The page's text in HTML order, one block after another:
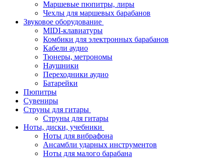
Маршевые пюпитры, лиры
Чехлы для маршевых барабанов
Звуковое оборудование
MIDI-клавиатуры
Комбики для электронных барабанов
Кабели аудио
Тюнеры, метрономы
Наушники
Переходники аудио
Батарейки
Пюпитры
Сувениры
Струны для гитары
Струны для гитары
Ноты, диски, учебники
Ноты для вибрафона
Ансамбли ударных инструментов
Ноты для малого барабана